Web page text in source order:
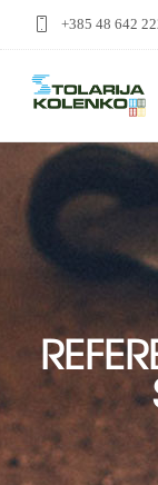
+385 48 642